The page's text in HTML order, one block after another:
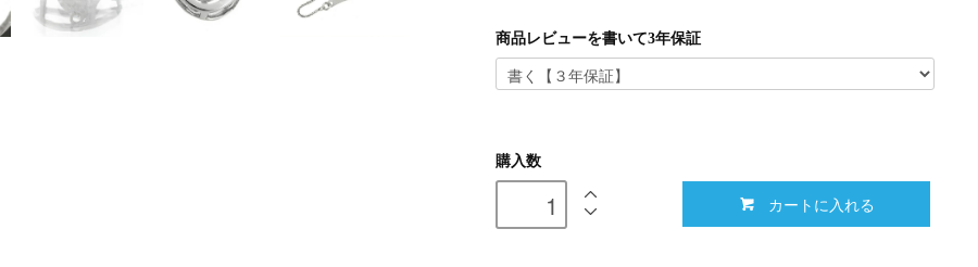
商品レビューを書いて3年保証
購入数
カートに入れる